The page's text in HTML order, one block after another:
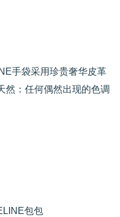
手袋采用珍贵奢华皮革
然：任何偶然出现的色调
包包